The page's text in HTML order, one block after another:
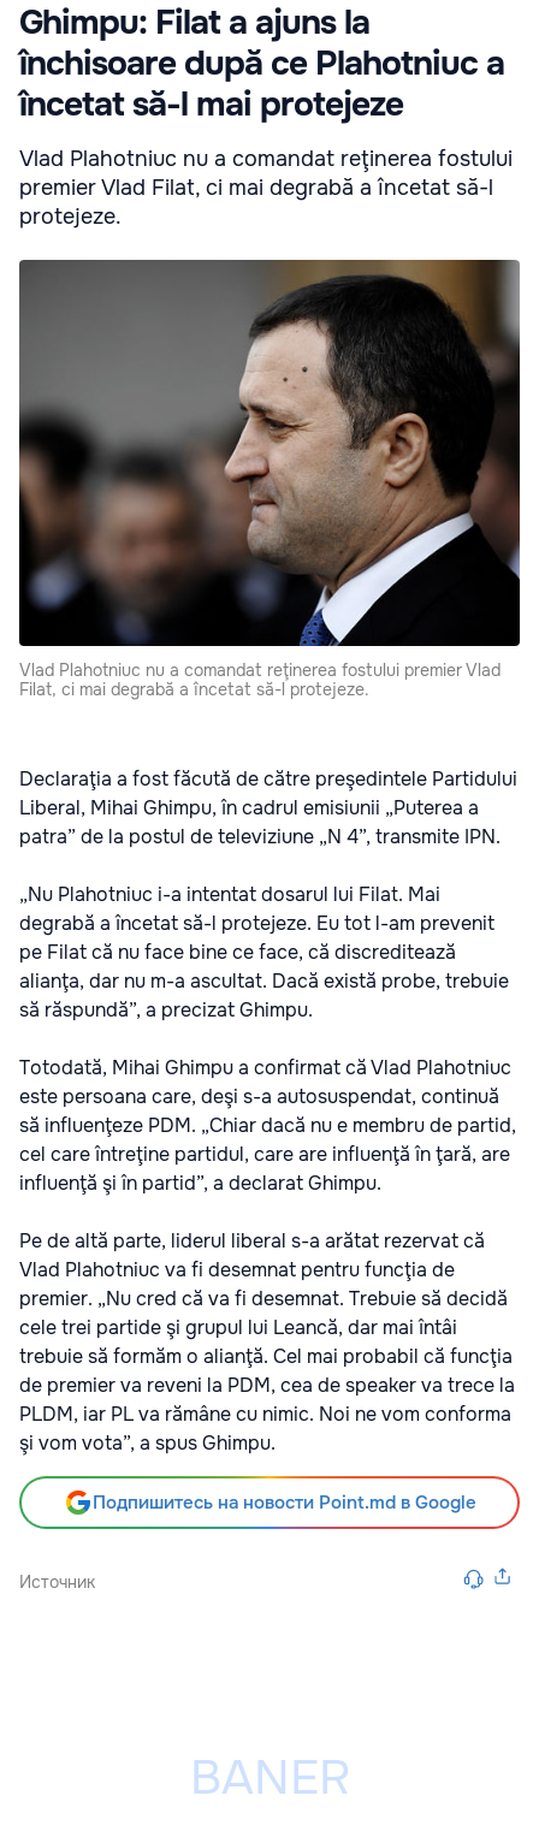
Ghimpu: Filat a ajuns la
închisoare după ce Plahotniuc a
încetat să-l mai protejeze
Vlad Plahotniuc nu a comandat reţinerea fostului
premier Vlad Filat, ci mai degrabă a încetat să-l
protejeze.
Vlad Plahotniuc nu a comandat reţinerea fostului premier Vlad
Filat, ci mai degrabă a încetat să-l protejeze.
Declaraţia a fost făcută de către preşedintele Partidului
Liberal, Mihai Ghimpu, în cadrul emisiunii „Puterea a
patra” de la postul de televiziune „N 4”, transmite IPN.
„Nu Plahotniuc i-a intentat dosarul lui Filat. Mai
degrabă a încetat să-l protejeze. Eu tot l-am prevenit
pe Filat că nu face bine ce face, că discreditează
alianţa, dar nu m-a ascultat. Dacă există probe, trebuie
să răspundă”, a precizat Ghimpu.
Totodată, Mihai Ghimpu a confirmat că Vlad Plahotniuc
este persoana care, deşi s-a autosuspendat, continuă
să influenţeze PDM. „Chiar dacă nu e membru de partid,
cel care întreţine partidul, care are influenţă în ţară, are
influenţă şi în partid”, a declarat Ghimpu.
Pe de altă parte, liderul liberal s-a arătat rezervat că
Vlad Plahotniuc va fi desemnat pentru funcţia de
premier. „Nu cred că va fi desemnat. Trebuie să decidă
cele trei partide şi grupul lui Leancă, dar mai întâi
trebuie să formăm o alianţă. Cel mai probabil că funcţia
de premier va reveni la PDM, cea de speaker va trece la
PLDM, iar PL va rămâne cu nimic. Noi ne vom conforma
şi vom vota”, a spus Ghimpu.
Подпишитесь на новости Point.md в Google
Источник